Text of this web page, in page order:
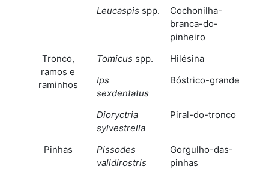
Leucaspis spp.
Cochonilha-
branca-do-
pinheiro
Tronco,
ramos e
raminhos
Tomicus spp.
Hilésina
Ips
sexdentatus
Bóstrico-grande
Dioryctria
sylvestrella
Piral-do-tronco
Pinhas
Pissodes
validirostris
Gorgulho-das-
pinhas